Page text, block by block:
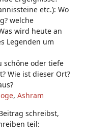
etc.): Wo
welche
wird heute an
Legenden um
schöne oder tiefe
Wie ist dieser Ort?
, Ashram
schreibst,
teil: